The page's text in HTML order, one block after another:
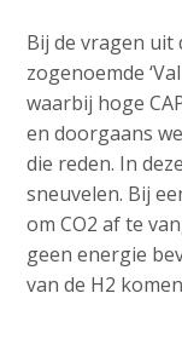
Bij de vragen uit
zogenoemde
waarbij hoge
en doorgaans
die reden. In
sneuvelen. Bij
om CO2 af te
geen energie
van de H2